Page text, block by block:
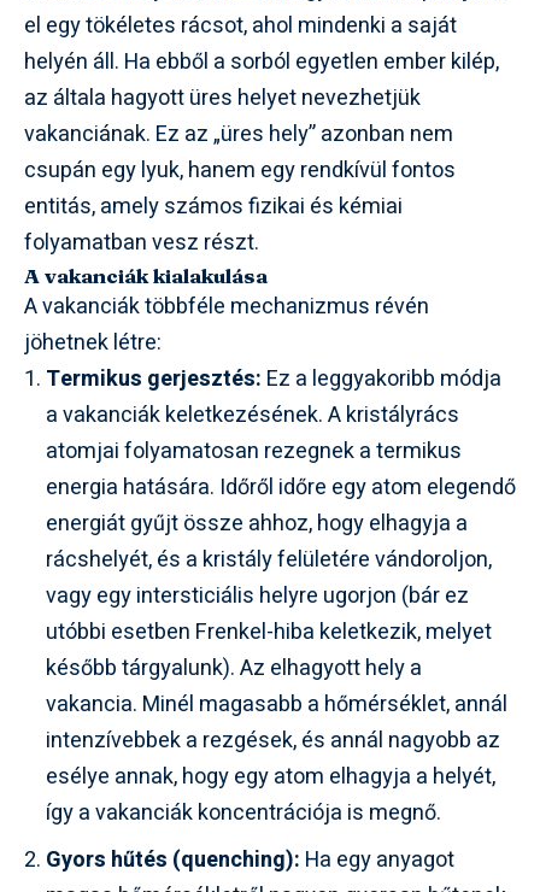
el egy tökéletes rácsot, ahol mindenki a saját
helyén áll. Ha ebből a sorból egyetlen ember kilép,
az általa hagyott üres helyet nevezhetjük
vakanciának. Ez az „üres hely” azonban nem
csupán egy lyuk, hanem egy rendkívül fontos
entitás, amely számos fizikai és kémiai
folyamatban vesz részt.
A vakanciák kialakulása
A vakanciák többféle mechanizmus révén
jöhetnek létre:
Termikus gerjesztés: Ez a leggyakoribb módja
a vakanciák keletkezésének. A kristályrács
atomjai folyamatosan rezegnek a termikus
energia hatására. Időről időre egy atom elegendő
energiát gyűjt össze ahhoz, hogy elhagyja a
rácshelyét, és a kristály felületére vándoroljon,
vagy egy intersticiális helyre ugorjon (bár ez
utóbbi esetben Frenkel-hiba keletkezik, melyet
később tárgyalunk). Az elhagyott hely a
vakancia. Minél magasabb a hőmérséklet, annál
intenzívebbek a rezgések, és annál nagyobb az
esélye annak, hogy egy atom elhagyja a helyét,
így a vakanciák koncentrációja is megnő.
Gyors hűtés (quenching): Ha egy anyagot